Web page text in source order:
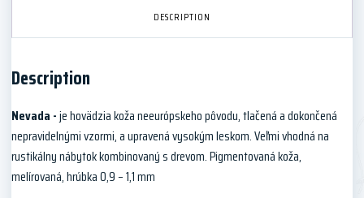
DESCRIPTION
Description
Nevada -je hovädzia koža neeurópskeho pôvodu, tlačená a dokončená
nepravidelnými vzormi, a upravená vysokým leskom. Veľmi vhodná na
rustikálny nábytok kombinovaný s drevom. Pigmentovaná koža,
melírovaná, hrúbka 0,9 – 1,1 mm